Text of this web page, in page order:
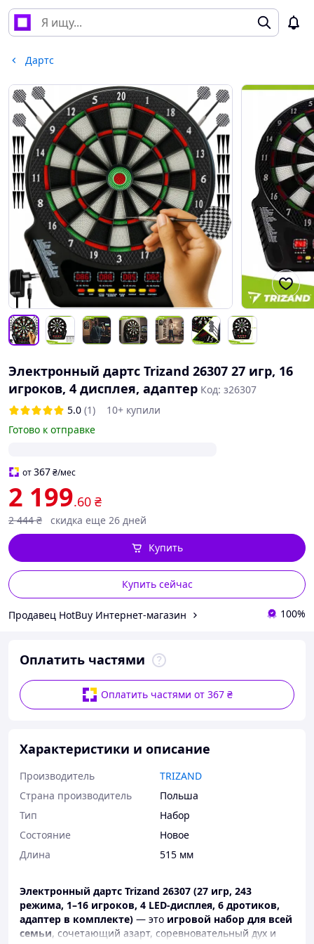
Дартс
Электронный дартс Trizand 26307 27 игр, 16
игроков, 4 дисплея, адаптер Код: з26307
5.0 (1)
10+ купили
Готово к отправке
от367₴/мес
2 199.60 ₴
2 444 ₴ скидка еще 26 дней
Купить сейчас
Купить
Продавец HotBuy Интернет-магазин 100%
Оплатить частями
Оплатить частями от 367 ₴
Характеристики и описание
Производитель
TRIZAND
Страна производитель
Польша
Тип
Набор
Состояние
Новое
Длина
515 мм
Электронный дартс Trizand 26307 (27 игр, 243
режима, 1–16 игроков, 4 LED-дисплея, 6 дротиков,
адаптер в комплекте) — это игровой набор для всей
семьи, сочетающий азарт, соревновательный дух и